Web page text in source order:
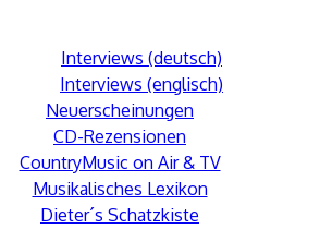
Interviews (deutsch)
Interviews (englisch)
Neuerscheinungen
CD-Rezensionen
CountryMusic on Air & TV
Musikalisches Lexikon
Dieter´s Schatzkiste